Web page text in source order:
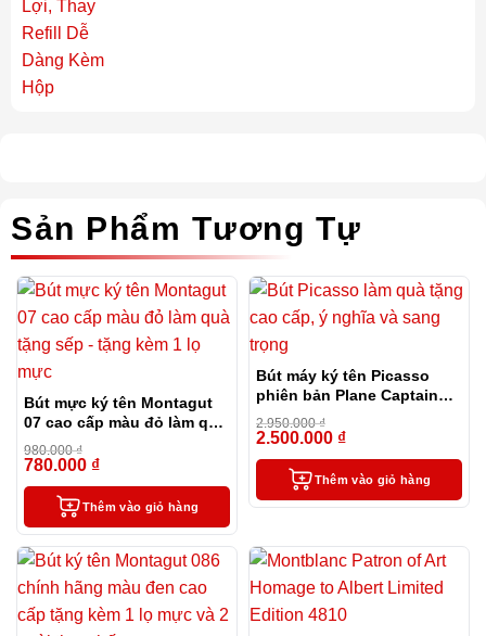
Sản Phẩm Tương Tự
Bút mực ký tên Montagut
07 cao cấp màu đỏ làm quà
tặng sếp – tặng kèm 1 lọ
mực
980.000₫
780.000 ₫
Thêm vào giỏ hàng
Bút máy ký tên Picasso
phiên bản Plane Captain
đặc biệt
2.950.000₫
2.500.000 ₫
Thêm vào giỏ hàng